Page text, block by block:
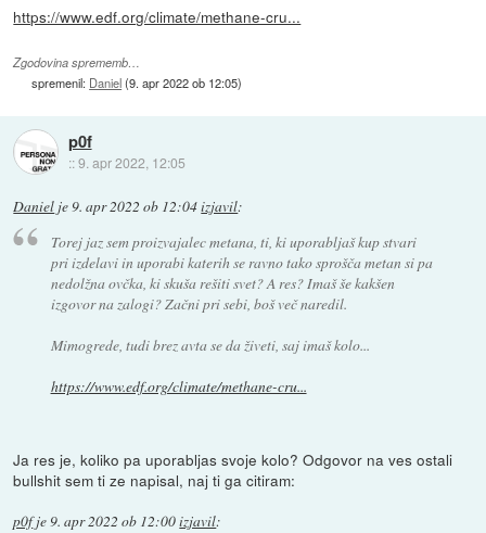
https://www.edf.org/climate/methane-cru...
Zgodovina sprememb…
spremenil: Daniel(9. apr 2022 ob 12:05)
p0f
::9. apr 2022, 12:05
Daniel je 9. apr 2022 ob 12:04izjavil:
Torej jaz sem proizvajalec metana, ti, ki uporabljaš kup stvari
pri izdelavi in uporabi katerih se ravno tako sprošča metan si pa
nedolžna ovčka, ki skuša rešiti svet? A res? Imaš še kakšen
izgovor na zalogi? Začni pri sebi, boš več naredil.
Mimogrede, tudi brez avta se da živeti, saj imaš kolo...
https://www.edf.org/climate/methane-cru...
Ja res je, koliko pa uporabljas svoje kolo? Odgovor na ves ostali
bullshit sem ti ze napisal, naj ti ga citiram:
p0fje9. apr 2022 ob 12:00izjavil: